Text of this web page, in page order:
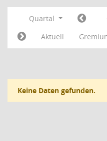
Quartal
Aktuell
Keine Daten gefunden.